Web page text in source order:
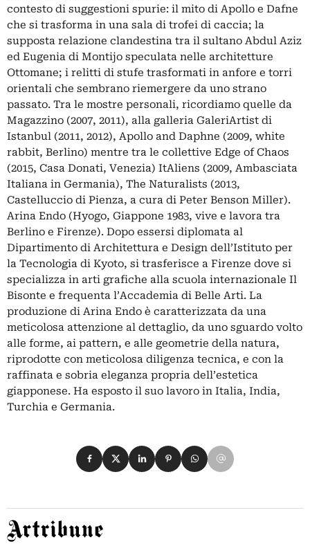
contesto di suggestioni spurie: il mito di Apollo e Dafne
che si trasforma in una sala di trofei di caccia; la
supposta relazione clandestina tra il sultano Abdul Aziz
ed Eugenia di Montijo speculata nelle architetture
Ottomane; i relitti di stufe trasformati in anfore e torri
orientali che sembrano riemergere da uno strano
passato. Tra le mostre personali, ricordiamo quelle da
Magazzino (2007, 2011), alla galleria GaleriArtist di
Istanbul (2011, 2012), Apollo and Daphne (2009, white
rabbit, Berlino) mentre tra le collettive Edge of Chaos
(2015, Casa Donati, Venezia) ItAliens (2009, Ambasciata
Italiana in Germania), The Naturalists (2013,
Castelluccio di Pienza, a cura di Peter Benson Miller).
Arina Endo (Hyogo, Giappone 1983, vive e lavora tra
Berlino e Firenze). Dopo essersi diplomata al
Dipartimento di Architettura e Design dell’Istituto per
la Tecnologia di Kyoto, si trasferisce a Firenze dove si
specializza in arti grafiche alla scuola internazionale Il
Bisonte e frequenta l’Accademia di Belle Arti. La
produzione di Arina Endo è caratterizzata da una
meticolosa attenzione al dettaglio, da uno sguardo volto
alle forme, ai pattern, e alle geometrie della natura,
riprodotte con meticolosa diligenza tecnica, e con la
raffinata e sobria eleganza propria dell’estetica
giapponese. Ha esposto il suo lavoro in Italia, India,
Turchia e Germania.
Condividi su Facebook
Condividi su X
Condividi su LinkedIn
Condividi su Pinterest
Condividi su WhatsApp
Condividi su Email
Artribune